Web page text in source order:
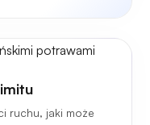
ruchu, jaki może